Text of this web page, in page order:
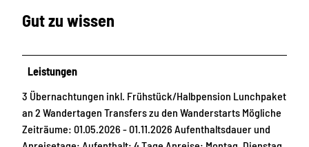
Gut zu wissen
Leistungen
3 Übernachtungen inkl. Frühstück/Halbpension Lunchpaket
an 2 Wandertagen Transfers zu den Wanderstarts Mögliche
Zeiträume: 01.05.2026 - 01.11.2026 Aufenthaltsdauer und